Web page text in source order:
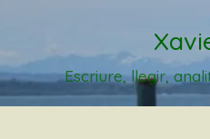
Escriure, llegir,